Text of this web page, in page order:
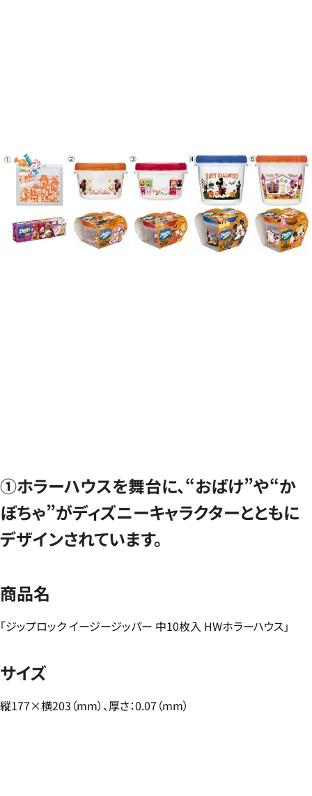
①ホラーハウスを舞台に、“おばけ”や“か
ぼちゃ”がディズニーキャラクターとともに
デザインされています。
商品名
「ジップロック イージージッパー 中10枚入 HWホラーハウス」
サイズ
縦177×横203（mm）、厚さ：0.07（mm）